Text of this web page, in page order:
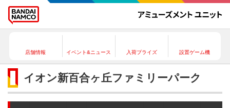
店舗情報 イベント&ニュース 入荷プライズ 設置ゲーム機
イオン新百合ヶ丘ファミリーパーク